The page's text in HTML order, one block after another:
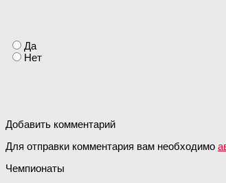
Да
Нет
Добавить комментарий
Для отправки комментария вам необходимо
Чемпионаты